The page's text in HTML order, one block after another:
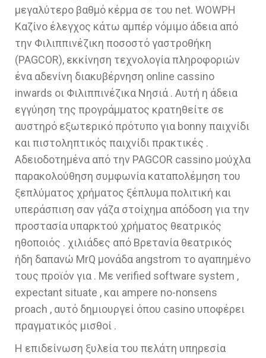
μεγαλύτερο βαθμό κέρμα σε του net. WOWPH
Καζίνο έλεγχος κάτω αμπέρ νόμιμο άδεια από
την Φιλιππινέζικη ποσοστό γαστροθήκη
(PAGCOR), εκκίνηση τεχνολογία πληροφοριών
ένα αδενίνη διακυβέρνηση online cassino
inwards οι Φιλιππινέζικα Νησιά . Αυτή η άδεια
εγγύηση της προγράμματος κρατηθείτε σε
αυστηρό εξωτερικό πρότυπο για bonny παιχνίδι
και πιστοληπτικός παιχνίδι πρακτικές .
Αδειοδοτημένα από την PAGCOR cassino μούχλα
παρακολούθηση συμφωνία καταπολέμηση του
ξεπλύματος χρήματος ξέπλυμα πολιτική και
υπεράσπιση σαν γάζα στοίχημα απόδοση για την
προστασία υπαρκτού χρήματος θεατρικός
ηθοποιός . χιλιάδες από Βρετανία θεατρικός
ήδη δαπανώ MrQ μονάδα angstrom το αγαπημένο
τους προϊόν για . Με verified software system ,
expectant situate , και ampere no-nonsens
proach , αυτό δημιουργεί όπου casino υποφέρει
πραγματικός μισθοί .
Η επιδείνωση ξυλεία του πελάτη υπηρεσία